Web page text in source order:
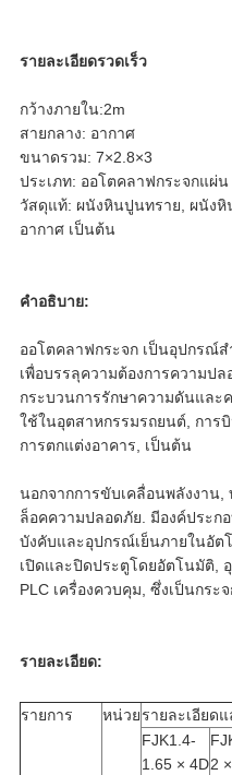
รายละเอียดรวดเร็ว
กว้างภายใน:2m
สายกลาง: อากาศ
ขนาดรวม: 7×2.8×3
ประเภท: ออโตคลาฟกระจกแผ่น
วัสดุแท้: ผนังหินปูนทราย, ผนัง
อากาศ เป็นต้น
คําอธิบาย:
ออโตคลาฟกระจก เป็นอุปกรณ์
เพื่อบรรลุความต้องการความป
กระบวนการรักษาความดันและ
ใช้ในอุตสาหกรรมรถยนต์, การ
การตกแต่งอาคาร, เป็นต้น
นอกจากการขับเคลื่อนพลังงาน,
ล็อคความปลอดภัย. มีองค์ประก
บังคับและอุปกรณ์เย็นภายในอัต
เปิดและปิดประตูโดยอัตโนมัติ,
PLC เครื่องควบคุม, ซึ่งเป็นกระ
รายละเอียด:
รายการ หน่วยรายละเอียด
FJK1.4-
1.65 × 4D2